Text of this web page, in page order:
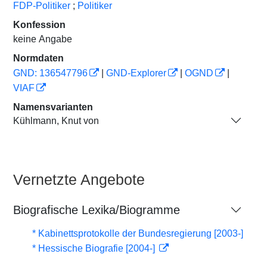
FDP-Politiker ; Politiker
Konfession
keine Angabe
Normdaten
GND: 136547796
GND-Explorer OGND
VIAF
Namensvarianten
Kühlmann, Knut von
Vernetzte Angebote
Biografische Lexika/Biogramme
* Kabinettsprotokolle der Bundesregierung [2003-]
* Hessische Biografie [2004-]